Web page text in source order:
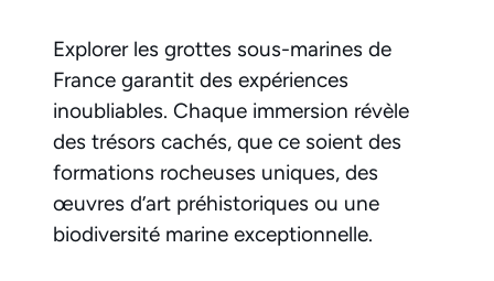
Explorer les grottes sous-marines de
France garantit des expériences
inoubliables. Chaque immersion révèle
des trésors cachés, que ce soient des
formations rocheuses uniques, des
œuvres d’art préhistoriques ou une
biodiversité marine exceptionnelle.